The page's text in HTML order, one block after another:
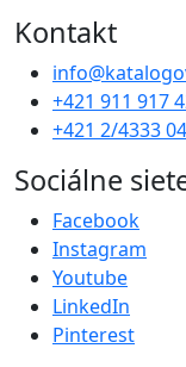
Kontakt
+421 911 917
+421 2/4333
Sociálne
Facebook
Instagram
Youtube
LinkedIn
Pinterest